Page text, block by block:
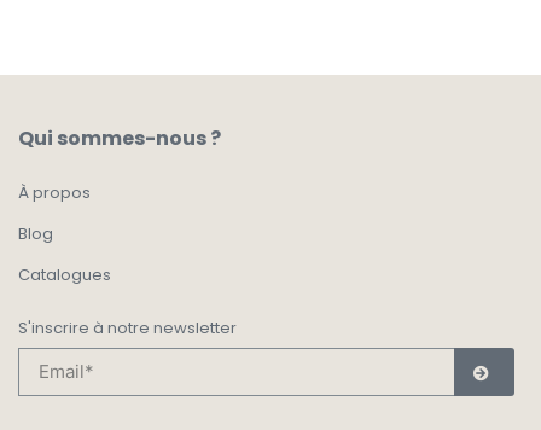
Qui sommes-nous ?
À propos
Blog
Catalogues
S'inscrire à notre newsletter